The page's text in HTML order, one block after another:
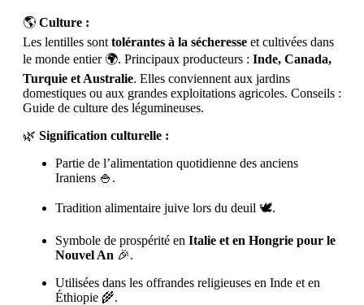
🌎 Culture :
Les lentilles sont tolérantes à la sécheresse et cultivées dans
le monde entier 🌍. Principaux producteurs : Inde, Canada,
Turquie et Australie. Elles conviennent aux jardins
domestiques ou aux grandes exploitations agricoles. Conseils :
Guide de culture des légumineuses.
🌿 Signification culturelle :
Partie de l’alimentation quotidienne des anciens
Iraniens 🍚.
Tradition alimentaire juive lors du deuil 🕊️.
Symbole de prospérité en Italie et en Hongrie pour le
Nouvel An 🎉.
Utilisées dans les offrandes religieuses en Inde et en
Éthiopie 🌾.